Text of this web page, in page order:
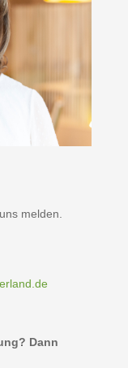
melden.
Dann